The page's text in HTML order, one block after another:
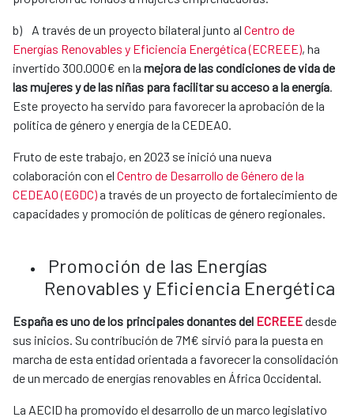
b) A través de un proyecto bilateral junto al Centro de
Energías Renovables y Eficiencia Energética (ECREEE), ha
invertido 300.000€ en la mejora de las condiciones de vida de
las mujeres y de las niñas para facilitar su acceso a la energía.
Este proyecto ha servido para favorecer la aprobación de la
política de género y energía de la CEDEAO.
Fruto de este trabajo, en 2023 se inició una nueva
colaboración con el Centro de Desarrollo de Género de la
CEDEAO (EGDC)a través de un proyecto de fortalecimiento de
capacidades y promoción de políticas de género regionales.
Promoción de las Energías
Renovables y Eficiencia Energética
España es uno de los principales donantes del ECREEEdesde
sus inicios. Su contribución de 7M€ sirvió para la puesta en
marcha de esta entidad orientada a favorecer la consolidación
de un mercado de energías renovables en África Occidental.
La AECID ha promovido el desarrollo de un marco legislativo